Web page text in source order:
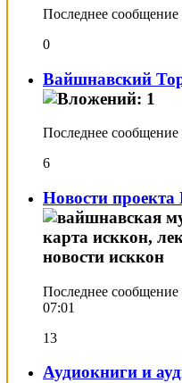
Последнее сообщение
0
Вайшнавский
Последнее сообщение
6
Новости проекта
Последнее сообщение
07:01
13
Аудиокниги и